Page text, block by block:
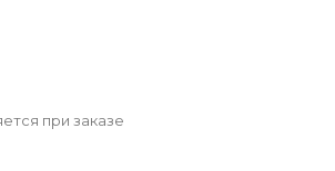
при заказе